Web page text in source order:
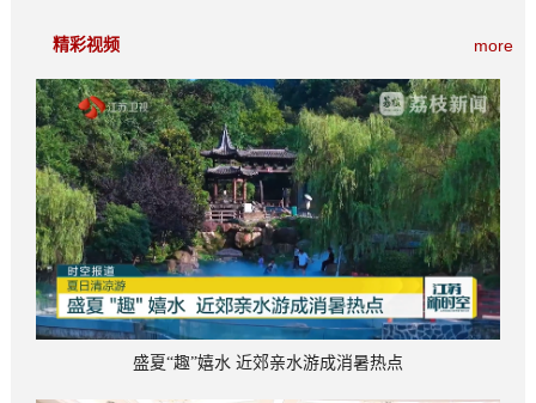
more
精彩视频
盛夏“趣”嬉水 近郊亲水游成消暑热点